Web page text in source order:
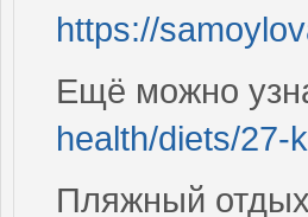
https://
Ещё можно
health/diets/27-
Пляжный отдых